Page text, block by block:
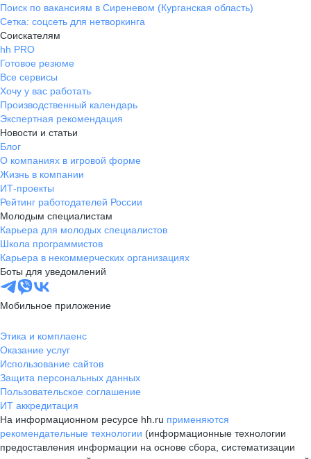
Поиск по вакансиям в Сиреневом (Курганская область)
Сетка: соцсеть для нетворкинга
Соискателям
hh PRO
Готовое резюме
Все сервисы
Хочу у вас работать
Производственный календарь
Экспертная рекомендация
Новости и статьи
Блог
О компаниях в игровой форме
Жизнь в компании
ИТ-проекты
Рейтинг работодателей России
Молодым специалистам
Карьера для молодых специалистов
Школа программистов
Карьера в некоммерческих организациях
Боты для уведомлений
Мобильное приложение
Этика и комплаенс
Оказание услуг
Использование сайтов
Защита персональных данных
Пользовательское соглашение
ИТ аккредитация
На информационном ресурсе hh.ru применяются
рекомендательные технологии (информационные технологии
предоставления информации на основе сбора, систематизации